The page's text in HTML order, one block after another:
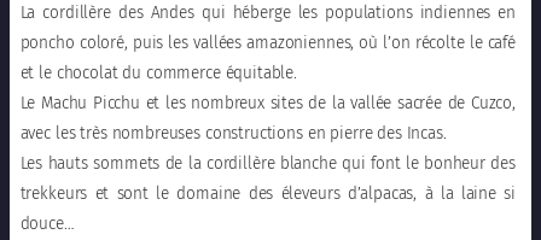
La cordillère des Andes qui héberge les populations indiennes en
poncho coloré, puis les vallées amazoniennes, où l’on récolte le café
et le chocolat du commerce équitable.
Le Machu Picchu et les nombreux sites de la vallée sacrée de Cuzco,
avec les très nombreuses constructions en pierre des Incas.
Les hauts sommets de la cordillère blanche qui font le bonheur des
trekkeurs et sont le domaine des éleveurs d’alpacas, à la laine si
douce…